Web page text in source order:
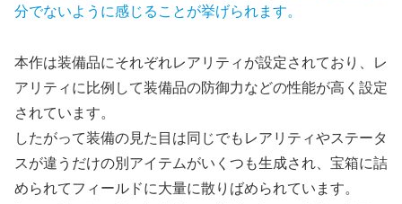
分でないように感じることが挙げられます。
本作は装備品にそれぞれレアリティが設定されており、レ
アリティに比例して装備品の防御力などの性能が高く設定
されています。
したがって装備の見た目は同じでもレアリティやステータ
スが違うだけの別アイテムがいくつも生成され、宝箱に詰
められてフィールドに大量に散りばめられています。